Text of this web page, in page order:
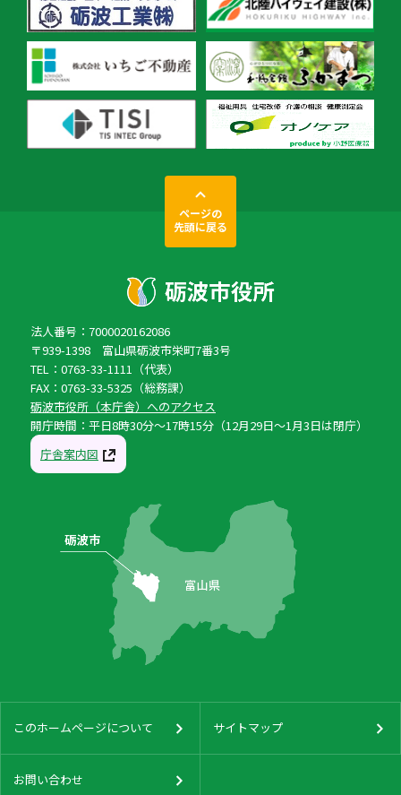
ページの
先頭に戻る
法人番号：7000020162086
〒939-1398 富山県砺波市栄町7番3号
TEL：0763-33-1111（代表）
FAX：0763-33-5325（総務課）
砺波市役所（本庁舎）へのアクセス
開庁時間：平日8時30分〜17時15分（12月29日〜1月3日は閉庁）
庁舎案内図
このホームページについて サイトマップ
お問い合わせ